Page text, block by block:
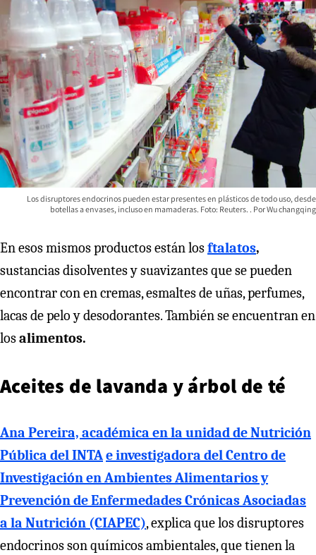
Los disruptores endocrinos pueden estar presentes en plásticos de todo uso, desde
botellas a envases, incluso en mamaderas. Foto: Reuters.
Wu changqing
En esos mismos productos están losftalatos,
sustancias disolventes y suavizantes que se pueden
encontrar con en cremas, esmaltes de uñas, perfumes,
lacas de pelo y desodorantes. También se encuentran en
losalimentos.
Aceites de lavanda y árbol de té
Ana Pereira, académica en la unidad de Nutrición
Pública del INTAe investigadora del Centro de
Investigación en Ambientes Alimentarios y
Prevención de Enfermedades Crónicas Asociadas
a la Nutrición (CIAPEC), explica que los disruptores
endocrinos son químicos ambientales, que tienen la